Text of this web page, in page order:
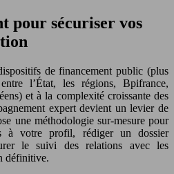
pour sécuriser vos
de financement public (plus
l’État, les régions, Bpifrance,
et à la complexité croissante des
expert devient un levier de
une méthodologie sur-mesure pour
à votre profil, rédiger un dossier
le suivi des relations avec les
définitive.